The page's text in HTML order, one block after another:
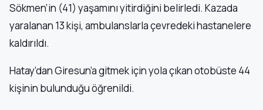
Sökmen’in (41) yaşamını yitirdiğini belirledi. Kazada
yaralanan 13 kişi, ambulanslarla çevredeki hastanelere
kaldırıldı.
Hatay’dan Giresun’a gitmek için yola çıkan otobüste 44
kişinin bulunduğu öğrenildi.